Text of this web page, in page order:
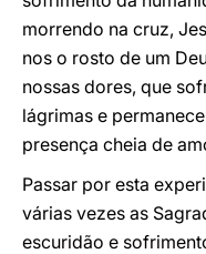
morrendo na cruz,
nos o rosto de um
nossas dores, que
lágrimas e
presença cheia de
Passar por esta
várias vezes as
escuridão e